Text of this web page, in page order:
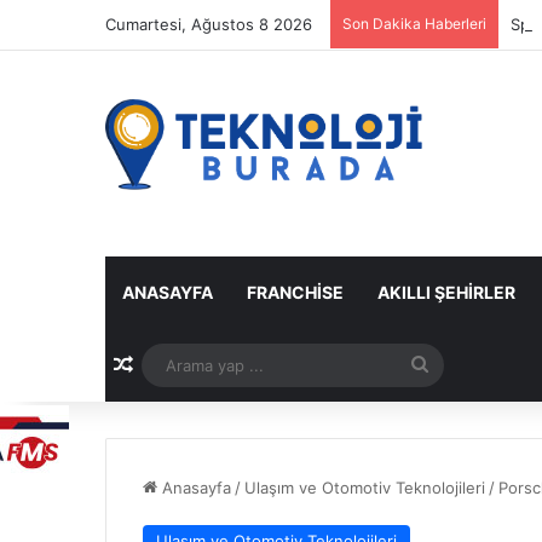
Cumartesi, Ağustos 8 2026 Son Dakika Haberleri
ANASAYFA FRANCHISE AKILLI ŞEHIRLER
Rastgele Makale
yap
Anasayfa / Ulaşım ve Otomotiv Teknolojileri /